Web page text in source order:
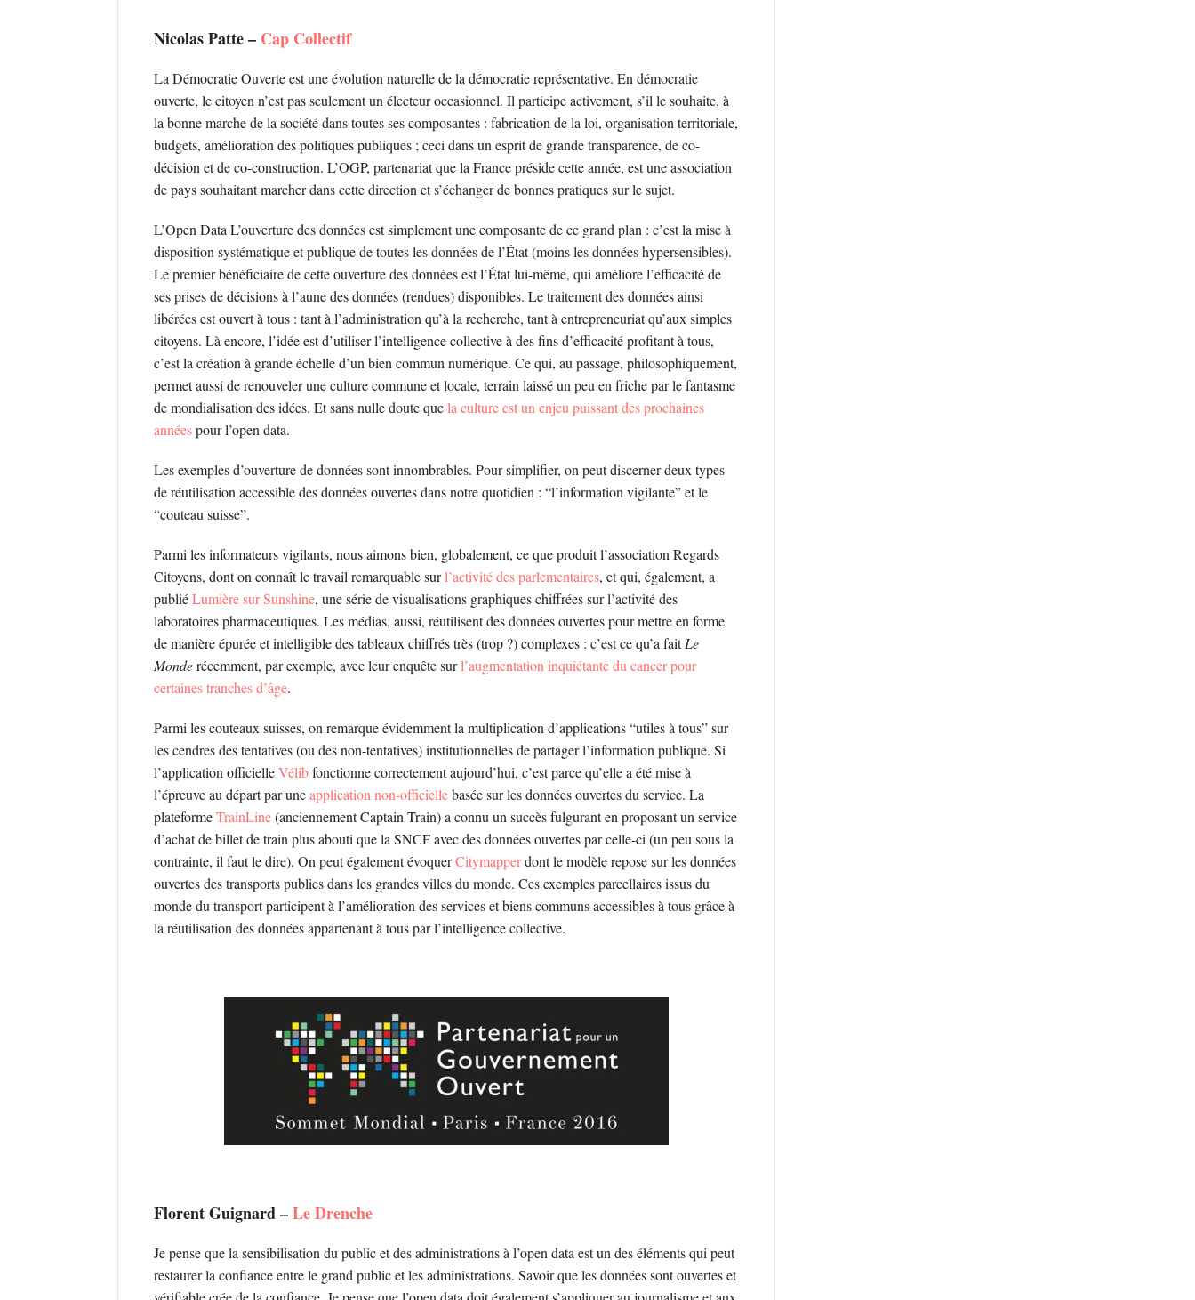
Nicolas Patte – Cap Collectif
La Démocratie Ouverte est une évolution naturelle de la démocratie représentative. En démocratie
ouverte, le citoyen n’est pas seulement un électeur occasionnel. Il participe activement, s’il le souhaite, à
la bonne marche de la société dans toutes ses composantes : fabrication de la loi, organisation territoriale,
budgets, amélioration des politiques publiques ; ceci dans un esprit de grande transparence, de co-
décision et de co-construction. L’OGP, partenariat que la France préside cette année, est une association
de pays souhaitant marcher dans cette direction et s’échanger de bonnes pratiques sur le sujet.
L’Open Data L’ouverture des données est simplement une composante de ce grand plan : c’est la mise à
disposition systématique et publique de toutes les données de l’État (moins les données hypersensibles).
Le premier bénéficiaire de cette ouverture des données est l’État lui-même, qui améliore l’efficacité de
ses prises de décisions à l’aune des données (rendues) disponibles. Le traitement des données ainsi
libérées est ouvert à tous : tant à l’administration qu’à la recherche, tant à entrepreneuriat qu’aux simples
citoyens. Là encore, l’idée est d’utiliser l’intelligence collective à des fins d’efficacité profitant à tous,
c’est la création à grande échelle d’un bien commun numérique. Ce qui, au passage, philosophiquement,
permet aussi de renouveler une culture commune et locale, terrain laissé un peu en friche par le fantasme
de mondialisation des idées. Et sans nulle doute quela culture est un enjeu puissant des prochaines
annéespour l’open data.
Les exemples d’ouverture de données sont innombrables. Pour simplifier, on peut discerner deux types
de réutilisation accessible des données ouvertes dans notre quotidien : “l’information vigilante” et le
“couteau suisse”.
Parmi les informateurs vigilants, nous aimons bien, globalement, ce que produit l’association Regards
Citoyens, dont on connaît le travail remarquable surl’activité des parlementaires, et qui, également, a
publiéLumière sur Sunshine, une série de visualisations graphiques chiffrées sur l’activité des
laboratoires pharmaceutiques. Les médias, aussi, réutilisent des données ouvertes pour mettre en forme
de manière épurée et intelligible des tableaux chiffrés très (trop ?) complexes : c’est ce qu’a faitLe
Monderécemment, par exemple, avec leur enquête surl’augmentation inquiétante du cancer pour
certaines tranches d’âge.
Parmi les couteaux suisses, on remarque évidemment la multiplication d’applications “utiles à tous” sur
les cendres des tentatives (ou des non-tentatives) institutionnelles de partager l’information publique. Si
l’application officielleVélibfonctionne correctement aujourd’hui, c’est parce qu’elle a été mise à
l’épreuve au départ par uneapplication non-officiellebasée sur les données ouvertes du service. La
plateformeTrainLine(anciennement Captain Train) a connu un succès fulgurant en proposant un service
d’achat de billet de train plus abouti que la SNCF avec des données ouvertes par celle-ci (un peu sous la
contrainte, il faut le dire). On peut également évoquerCitymapperdont le modèle repose sur les données
ouvertes des transports publics dans les grandes villes du monde. Ces exemples parcellaires issus du
monde du transport participent à l’amélioration des services et biens communs accessibles à tous grâce à
la réutilisation des données appartenant à tous par l’intelligence collective.
Florent Guignard –Le Drenche
Je pense que la sensibilisation du public et des administrations à l’open data est un des éléments qui peut
restaurer la confiance entre le grand public et les administrations. Savoir que les données sont ouvertes et